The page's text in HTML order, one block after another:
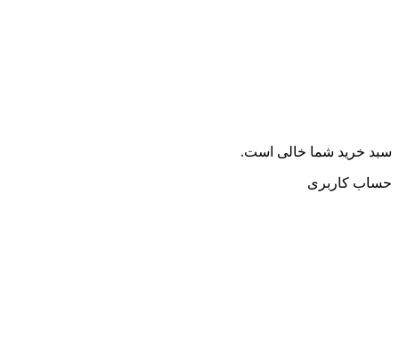
سبد خرید شما خالی است.
حساب کاربری